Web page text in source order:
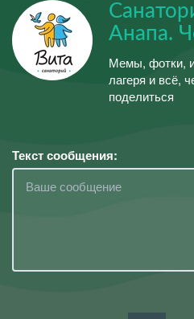
Анапа.
Мемы, фотки,
лагеря и всё,
поделиться
Текст сообщения: